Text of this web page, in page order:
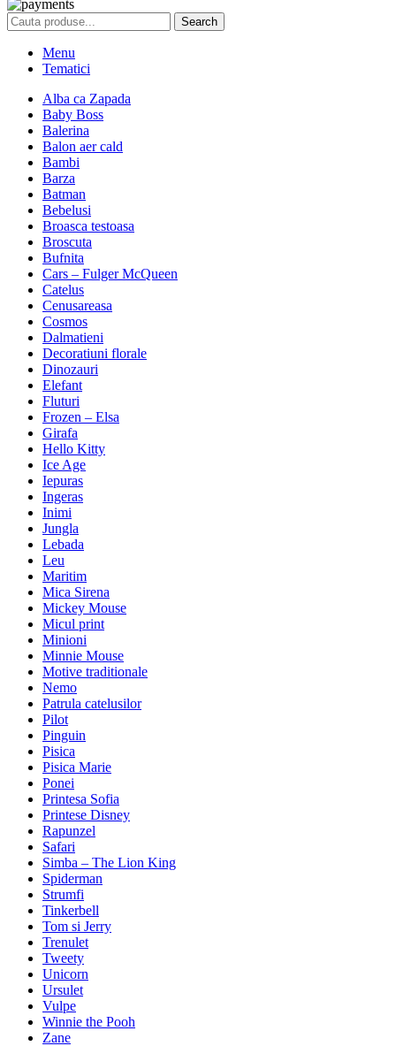
Search
Menu
Tematici
Alba ca Zapada
Baby Boss
Balerina
Balon aer cald
Bambi
Barza
Batman
Bebelusi
Broasca testoasa
Broscuta
Bufnita
Cars – Fulger McQueen
Catelus
Cenusareasa
Cosmos
Dalmatieni
Decoratiuni florale
Dinozauri
Elefant
Fluturi
Frozen – Elsa
Girafa
Hello Kitty
Ice Age
Iepuras
Ingeras
Inimi
Jungla
Lebada
Leu
Maritim
Mica Sirena
Mickey Mouse
Micul print
Minioni
Minnie Mouse
Motive traditionale
Nemo
Patrula catelusilor
Pilot
Pinguin
Pisica
Pisica Marie
Ponei
Printesa Sofia
Printese Disney
Rapunzel
Safari
Simba – The Lion King
Spiderman
Strumfi
Tinkerbell
Tom si Jerry
Trenulet
Tweety
Unicorn
Ursulet
Vulpe
Winnie the Pooh
Zane